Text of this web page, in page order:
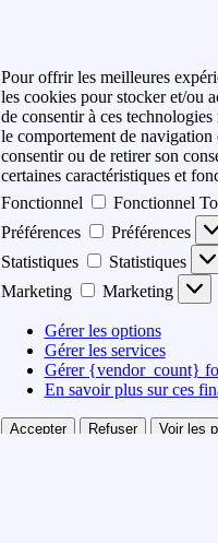
Pour offrir les meilleures
les cookies pour stocker et/ou
de consentir à ces
le comportement de
consentir ou de retirer son
certaines caractéristiques et
Fonctionnel
Fonctionnel
Préférences
Préférences
Statistiques
Statistiques
Marketing
Marketing
Gérer les options
Gérer les services
Gérer {vendor_count}
En savoir plus sur ces
Accepter Refuser Voir les